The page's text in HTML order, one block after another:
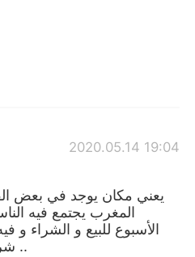
Việt
2020.05.14 19:04
يعني مكان يوجد في بعض
المغرب يجتمع فيه
الأسبوع للبيع و الشراء و
شراء الابقار و الاغنام ..